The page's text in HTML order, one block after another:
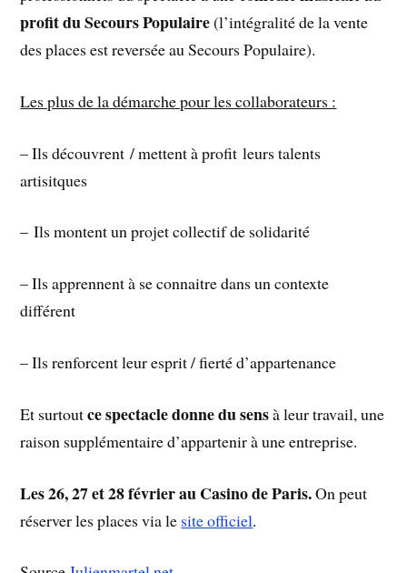
profit du Secours Populaire(l’intégralité de la vente
des places est reversée au Secours Populaire).
Les plus de la démarche pour les collaborateurs :
– Ils découvrent / mettent à profit leurs talents
artisitques
– Ils montent un projet collectif de solidarité
– Ils apprennent à se connaitre dans un contexte
différent
– Ils renforcent leur esprit / fierté d’appartenance
Et surtoutce spectacle donne du sensà leur travail, une
raison supplémentaire d’appartenir à une entreprise.
Les 26, 27 et 28 février au Casino de Paris.On peut
réserver les places via le site officiel.